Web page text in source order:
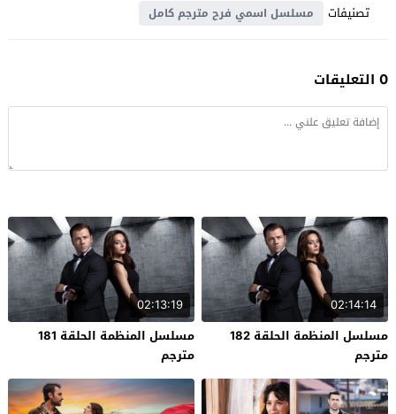
تصنيفات مسلسل اسمي فرح مترجم كامل
0 التعليقات
02:14:14
مسلسل المنظمة الحلقة 182
مترجم
02:13:19
مسلسل المنظمة الحلقة 181
مترجم